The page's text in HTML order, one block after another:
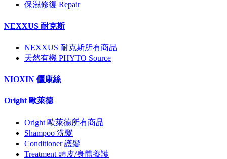
保濕修復 Repair
NEXXUS 耐克斯
NEXXUS 耐克斯所有商品
天然有機 PHYTO Source
NIOXIN 儷康絲
Oright 歐萊德
Oright 歐萊德所有商品
Shampoo 洗髮
Conditioner 護髮
Treatment 頭皮/身體養護